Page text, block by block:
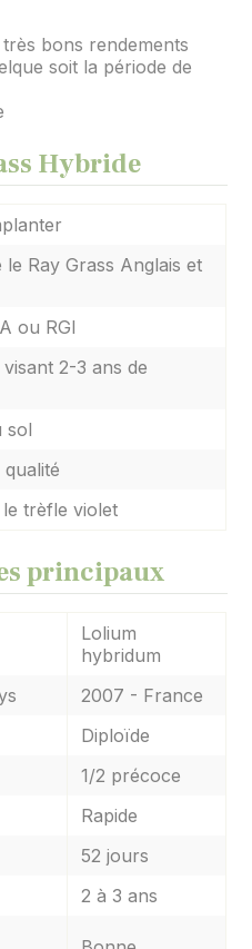
bons rendements
soit la période de
Hybride
Ray Grass Anglais et
ou RGI
2-3 ans de
sol
trèfle violet
principaux
Lolium
hybridum
2007 - France
Diploïde
1/2 précoce
Rapide
52 jours
2 à 3 ans